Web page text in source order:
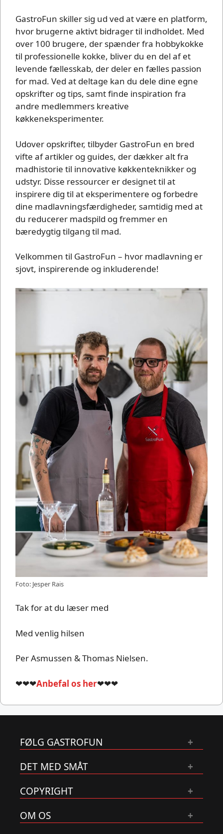
GastroFun skiller sig ud ved at være en platform,
hvor brugerne aktivt bidrager til indholdet. Med
over 100 brugere, der spænder fra hobbykokke
til professionelle kokke, bliver du en del af et
levende fællesskab, der deler en fælles passion
for mad. Ved at deltage kan du dele dine egne
opskrifter og tips, samt finde inspiration fra
andre medlemmers kreative
køkkeneksperimenter.
Udover opskrifter, tilbyder GastroFun en bred
vifte af artikler og guides, der dækker alt fra
madhistorie til innovative køkkenteknikker og
udstyr. Disse ressourcer er designet til at
inspirere dig til at eksperimentere og forbedre
dine madlavningsfærdigheder, samtidig med at
du reducerer madspild og fremmer en
bæredygtig tilgang til mad.
Velkommen til GastroFun – hvor madlavning er
sjovt, inspirerende og inkluderende!
Foto: Jesper Rais
Tak for at du læser med
Med venlig hilsen
Per Asmussen & Thomas Nielsen.
❤❤❤Anbefal os her❤❤❤
FØLG GASTROFUN
DET MED SMÅT
COPYRIGHT
OM OS